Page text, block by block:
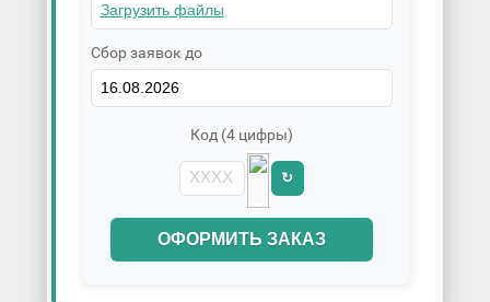
Сбор заявок до
Код (4 цифры)
↻
ОФОРМИТЬ ЗАКАЗ